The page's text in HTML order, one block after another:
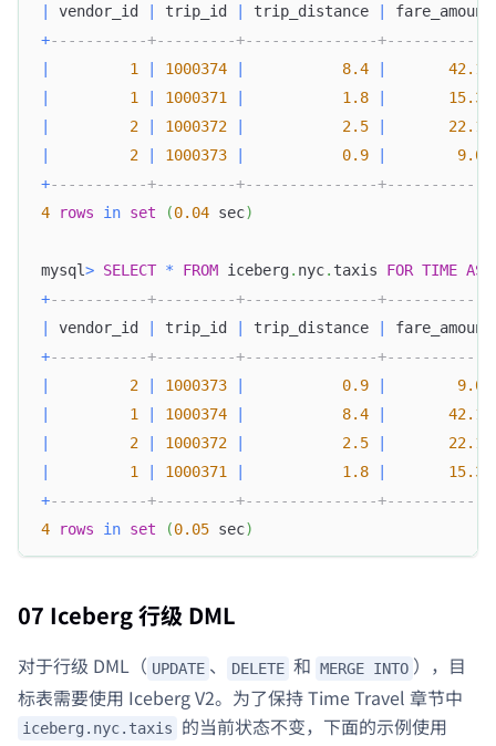
|
vendor_id | trip_id | trip_distance |
+-----------+---------+---------------
|
1 | 1000374 | 8.4 |
42.13
|
1 | 1000371 | 1.8 |
15.32
|
2 | 1000372 | 2.5 |
22.15
|
2 | 1000373 | 0.9 |
9.01
+-----------+---------+---------------
4
rows in set (0.04 sec)
mysql> SELECT * FROM iceberg. nyc. taxis FOR TIME AS
+-----------+---------+---------------
|
vendor_id | trip_id | trip_distance |
+-----------+---------+---------------
|
2 | 1000373 | 0.9 |
9.01
|
1 | 1000374 | 8.4 |
42.13
|
2 | 1000372 | 2.5 |
22.15
|
1 | 1000371 | 1.8 |
15.32
+-----------+---------+---------------
4
rows in set (0.05 sec)
07 Iceberg 行级 DML
对于行级 DML（ UPDATE 、 DELETE 和 MERGE INTO ），目
标表需要使用 Iceberg V2。为了保持 Time Travel 章节中
iceberg.nyc.taxis 的当前状态不变，下面的示例使用